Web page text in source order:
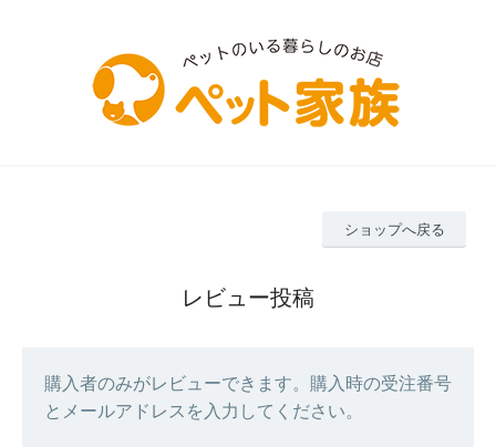
ショップへ戻る
レビュー投稿
購入者のみがレビューできます。購入時の受注番号
とメールアドレスを入力してください。